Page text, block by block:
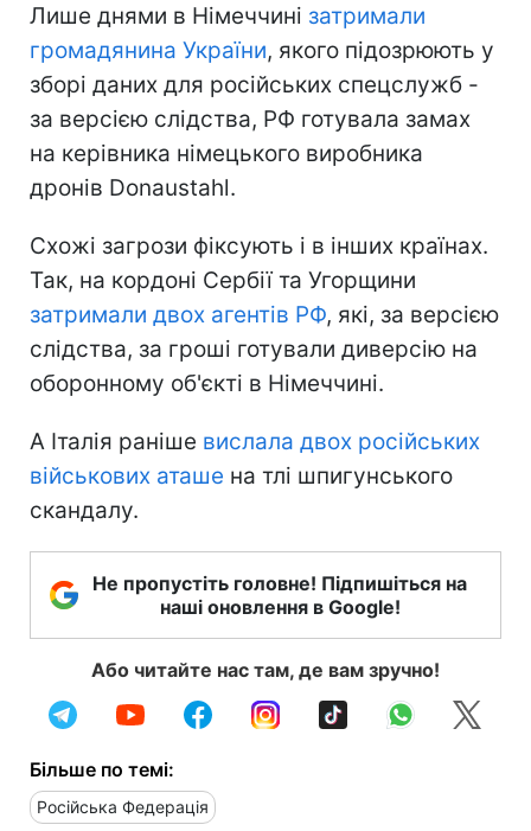
Лише днями в Німеччині затримали
громадянина України, якого підозрюють у
зборі даних для російських спецслужб -
за версією слідства, РФ готувала замах
на керівника німецького виробника
дронів Donaustahl.
Схожі загрози фіксують і в інших країнах.
Так, на кордоні Сербії та Угорщини
затримали двох агентів РФ, які, за версією
слідства, за гроші готували диверсію на
оборонному об'єкті в Німеччині.
А Італія раніше вислала двох російських
військових аташе на тлі шпигунського
скандалу.
Не пропустіть головне! Підпишіться на
наші оновлення в Google!
Або читайте нас там, де вам зручно!
Більше по темі:
Російська Федерація